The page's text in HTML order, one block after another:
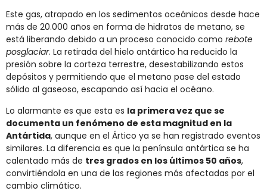
Este gas, atrapado en los sedimentos oceánicos desde hace
más de 20.000 años en forma de hidratos de metano, se
está liberando debido a un proceso conocido como rebote
posglaciar. La retirada del hielo antártico ha reducido la
presión sobre la corteza terrestre, desestabilizando estos
depósitos y permitiendo que el metano pase del estado
sólido al gaseoso, escapando así hacia el océano.
Lo alarmante es que esta es la primera vez que se
documenta un fenómeno de esta magnitud en la
Antártida, aunque en el Ártico ya se han registrado eventos
similares. La diferencia es que la península antártica se ha
calentado más de tres grados en los últimos 50 años,
convirtiéndola en una de las regiones más afectadas por el
cambio climático.